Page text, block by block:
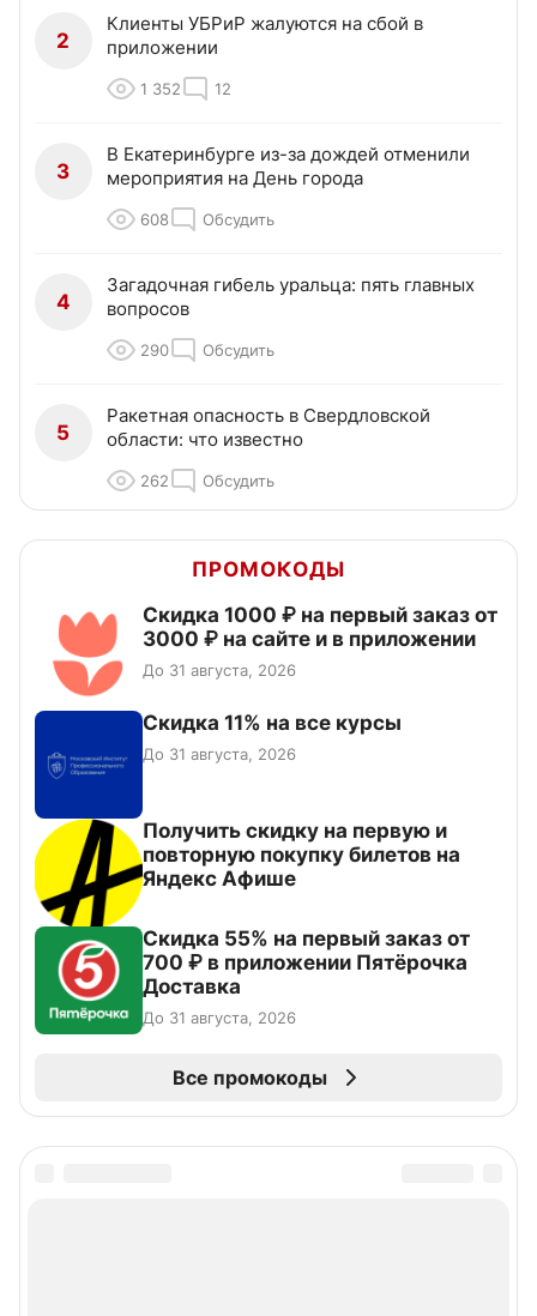
2
Клиенты УБРиР жалуются на сбой в
приложении
1 352 12
3
В Екатеринбурге из-за дождей отменили
мероприятия на День города
608 Обсудить
4
Загадочная гибель уральца: пять главных
вопросов
290 Обсудить
5
Ракетная опасность в Свердловской
области: что известно
262 Обсудить
ПРОМОКОДЫ
Скидка 1000 ₽ на первый заказ от
3000 ₽ на сайте и в приложении
До 31 августа, 2026
Скидка 11% на все курсы
До 31 августа, 2026
Получить скидку на первую и
повторную покупку билетов на
Яндекс Афише
Скидка 55% на первый заказ от
700 ₽ в приложении Пятёрочка
Доставка
До 31 августа, 2026
Все промокоды